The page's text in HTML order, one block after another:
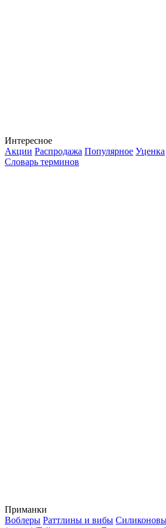
Интересное
Акции Распродажа Популярное Уценка
Словарь терминов
Приманки
Воблеры Раттлины и вибы